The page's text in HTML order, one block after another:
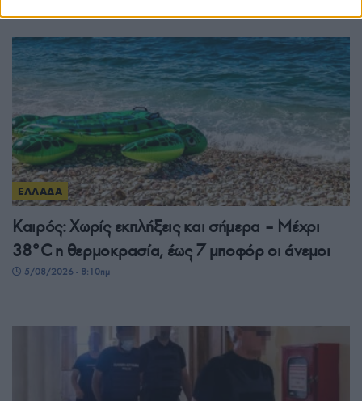
ΕΛΛΑΔΑ
Καιρός: Χωρίς εκπλήξεις και σήμερα – Μέχρι
38°C η θερμοκρασία, έως 7 μποφόρ οι άνεμοι
5/08/2026 - 8:10πμ